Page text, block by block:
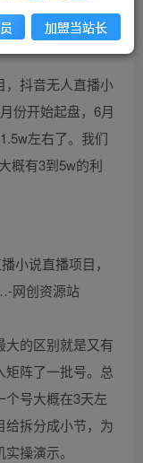
，抖音无人直播小
份开始起盘，6月
左右了。我们
概有3到5w的利
大的区别就是又有
矩阵了一批号。总
个号大概在3天左
给拆分成小节，为
操演示。
加盟当站长